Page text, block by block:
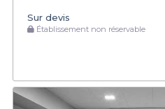
Sur devis
Établissement non réservable